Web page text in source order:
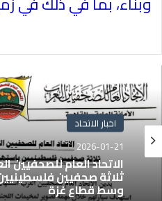
اخبار الاتحاد
2026-01-21
الاتحاد العام
ثلاثة صحفيين
وسط قطاع غزة